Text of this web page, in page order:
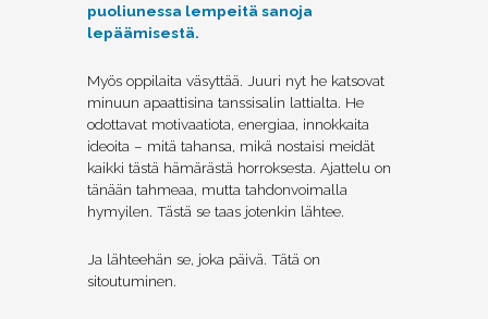
puoliunessa lempeitä sanoja
lepäämisestä.
Myös oppilaita väsyttää. Juuri nyt he katsovat
minuun apaattisina tanssisalin lattialta. He
odottavat motivaatiota, energiaa, innokkaita
ideoita – mitä tahansa, mikä nostaisi meidät
kaikki tästä hämärästä horroksesta. Ajattelu on
tänään tahmeaa, mutta tahdonvoimalla
hymyilen. Tästä se taas jotenkin lähtee.
Ja lähteehän se, joka päivä. Tätä on
sitoutuminen.